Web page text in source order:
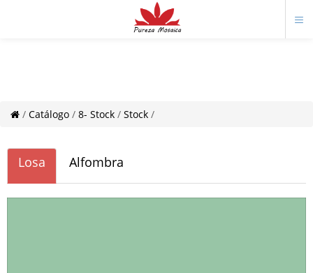
/ Catálogo / 8- Stock / Stock /
Losa Alfombra